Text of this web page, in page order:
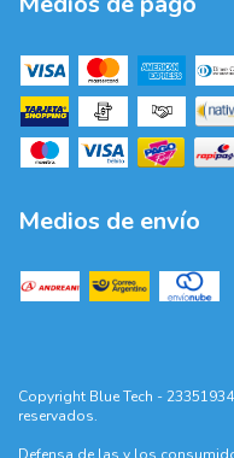
Medios de envío
Copyright Blue Tech -
reservados.